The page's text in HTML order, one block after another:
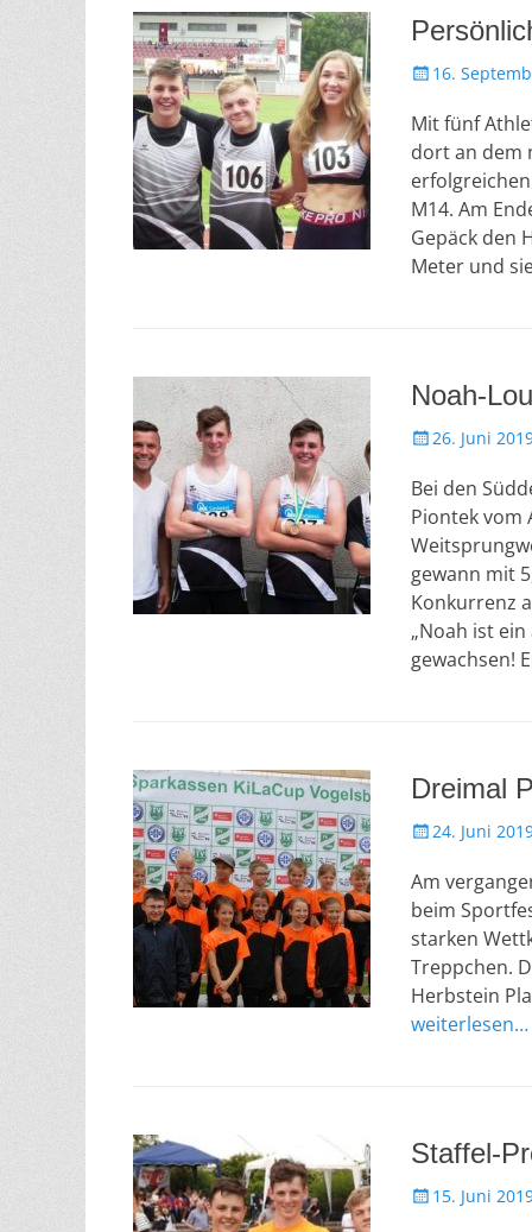
a
V
r
ö
f
f
e
n
t
t
m
16.
Mit fünf
dort an dem
M14. Am
Gepäck den
Meter und
Noah-
V
r
ö
f
e
n
t
l
a
26. Juni
Bei den
Piontek vom
gewann mit
Konkurrenz
„Noah ist
gewachsen!
Dreimal
V
r
ö
f
f
e
n
t
t
m
24. Juni
Am
beim
starken
Treppchen.
Herbstein
weiterlesen…
Staffel-
V 15. Juni